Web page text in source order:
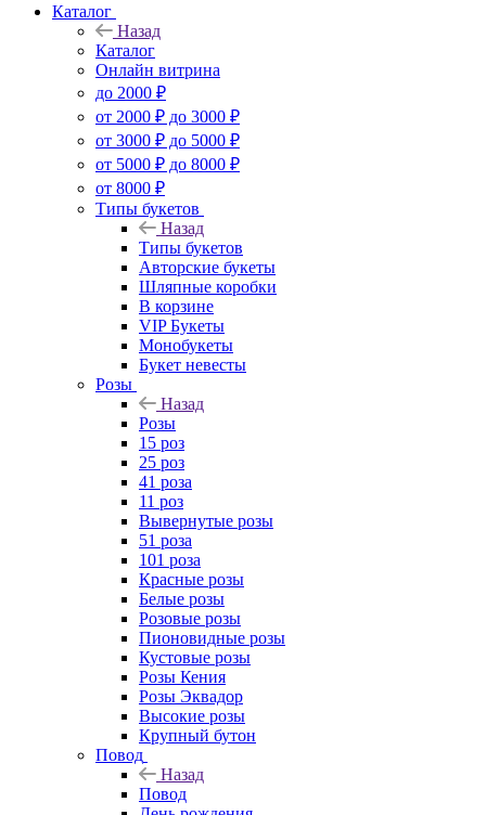
Каталог
Назад
Каталог
Онлайн витрина
до 2000 ₽
от 2000 ₽ до 3000 ₽
от 3000 ₽ до 5000 ₽
от 5000 ₽ до 8000 ₽
от 8000 ₽
Типы букетов
Назад
Типы букетов
Авторские букеты
Шляпные коробки
В корзине
VIP Букеты
Монобукеты
Букет невесты
Розы
Назад
Розы
15 роз
25 роз
41 роза
11 роз
Вывернутые розы
51 роза
101 роза
Красные розы
Белые розы
Розовые розы
Пионовидные розы
Кустовые розы
Розы Кения
Розы Эквадор
Высокие розы
Крупный бутон
Повод
Назад
Повод